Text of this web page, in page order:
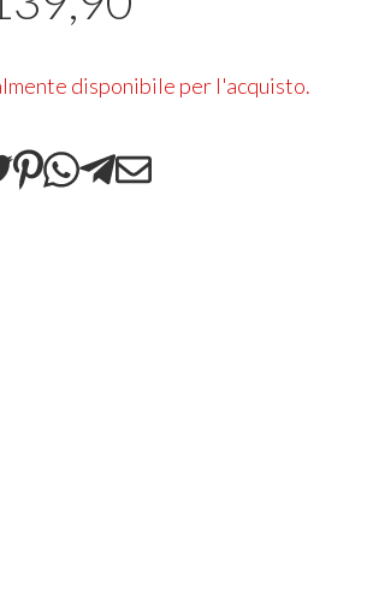
disponibile per l'acquisto.